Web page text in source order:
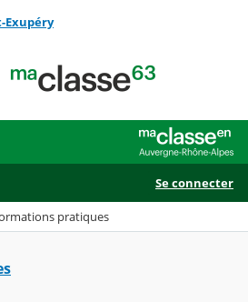
Exupéry
Se connecter
pratiques